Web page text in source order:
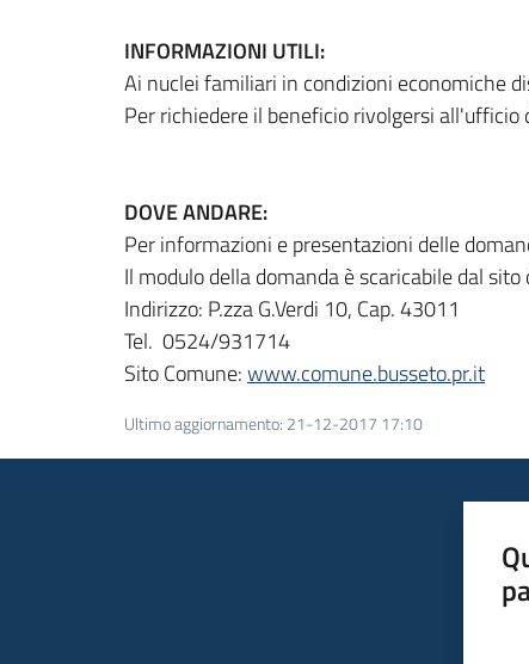
INFORMAZIONI UTILI:
Ai nuclei familiari in condizioni economiche
Per richiedere il beneficio rivolgersi all'ufficio
DOVE ANDARE:
Per informazioni e presentazioni delle
Il modulo della domanda è scaricabile dal
Indirizzo: P.zza G.Verdi 10, Cap. 43011
Tel. 0524/931714
Sito Comune:www.comune.busseto.pr.it
Ultimo aggiornamento: 21-12-2017 17:10